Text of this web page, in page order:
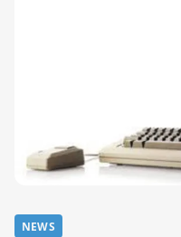
NEWS